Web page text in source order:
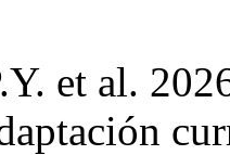
et al.